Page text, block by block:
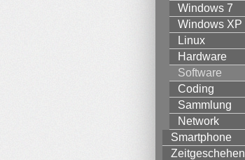
Windows 7
Windows XP
Linux
Hardware
Software
Coding
Sammlung
Network
Smartphone
Zeitgeschehen